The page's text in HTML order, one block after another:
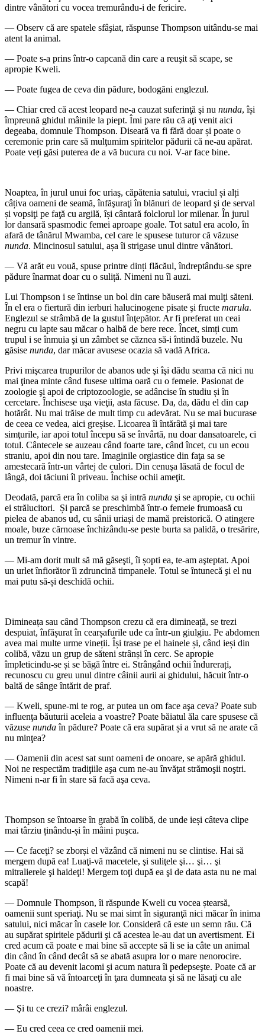
dintre vânători cu vocea tremurându-i de fericire.
— Observ că are spatele sfâşiat, răspunse Thompson uitându-se mai
atent la animal.
— Poate s-a prins într-o capcană din care a reuşit să scape, se
apropie Kweli.
— Poate fugea de ceva din pădure, bodogăni englezul.
— Chiar cred că acest leopard ne-a cauzat suferinţă şi nu nunda, își
împreună ghidul mâinile la piept. Îmi pare rău că aţi venit aici
degeaba, domnule Thompson. Diseară va fi fără doar și poate o
ceremonie prin care să mulţumim spiritelor pădurii că ne-au apărat.
Poate veți găsi puterea de a vă bucura cu noi. V-ar face bine.
Noaptea, în jurul unui foc uriaş, căpătenia satului, vraciul și alți
câțiva oameni de seamă, înfăşuraţi în blănuri de leopard şi de serval
și vopsiţi pe faţă cu argilă, își cântară folclorul lor milenar. În jurul
lor dansară spasmodic femei aproape goale. Tot satul era acolo, în
afară de tânărul Mwamba, cel care le spusese tuturor că văzuse
nunda. Mincinosul satului, așa îi strigase unul dintre vânători.
— Vă arăt eu vouă, spuse printre dinți flăcăul, îndreptându-se spre
pădure înarmat doar cu o suliță. Nimeni nu îl auzi.
Lui Thompson i se întinse un bol din care băuseră mai mulţi săteni.
În el era o fiertură din ierburi halucinogene pisate şi fructe marula.
Englezul se strâmbă de la gustul înţepător. Ar fi preferat un ceai
negru cu lapte sau măcar o halbă de bere rece. Încet, simți cum
trupul i se înmuia şi un zâmbet se căznea să-i întindă buzele. Nu
găsise nunda, dar măcar avusese ocazia să vadă Africa.
Privi mişcarea trupurilor de abanos ude şi îşi dădu seama că nici nu
mai ţinea minte când fusese ultima oară cu o femeie. Pasionat de
zoologie şi apoi de criptozoologie, se adâncise în studiu și în
cercetare. Închisese uşa vieţii, asta făcuse. Da, da, dădu el din cap
hotărât. Nu mai trăise de mult timp cu adevărat. Nu se mai bucurase
de ceea ce vedea, aici greșise. Licoarea îi întărâtă şi mai tare
simţurile, iar apoi totul începu să se învârtă, nu doar dansatoarele, ci
totul. Cântecele se auzeau când foarte tare, când încet, cu un ecou
straniu, apoi din nou tare. Imaginile orgiastice din faţa sa se
amestecară într-un vârtej de culori. Din cenuşa lăsată de focul de
lângă, doi tăciuni îl priveau. Închise ochii ameţit.
Deodată, parcă era în coliba sa şi intră nunda şi se apropie, cu ochii
ei strălucitori. Și parcă se preschimbă într-o femeie frumoasă cu
pielea de abanos ud, cu sânii uriași de mamă preistorică. O atingere
moale, buze cărnoase închizându-se peste burta sa palidă, o tresărire,
un tremur în vintre.
— Mi-am dorit mult să mă găseşti ,îi șopti ea, te-am aşteptat. Apoi
un urlet înfiorător îi zdruncină timpanele. Totul se întunecă şi el nu
mai putu să-și deschidă ochii.
Dimineața sau când Thompson crezu că era dimineață, se trezi
despuiat, înfășurat în cearșafurile ude ca într-un giulgiu. Pe abdomen
avea mai multe urme vineții. Își trase pe el hainele și, când ieși din
colibă, văzu un grup de săteni strânși în cerc. Se apropie
împleticindu-se și se băgă între ei. Strângând ochii îndurerați,
recunoscu cu greu unul dintre câinii aurii ai ghidului, hăcuit într-o
baltă de sânge întărit de praf.
— Kweli, spune-mi te rog, ar putea un om face aşa ceva? Poate sub
influenţa băuturii aceleia a voastre? Poate băiatul ăla care spusese că
văzuse nundaîn pădure? Poate că era supărat și a vrut să ne arate că
nu minţea?
— Oamenii din acest sat sunt oameni de onoare, se apără ghidul.
Noi ne respectăm tradiţiile aşa cum ne-au învăţat strămoşii noştri.
Nimeni n-ar fi în stare să facă aşa ceva.
Thompson se întoarse în grabă în colibă, de unde ieși câteva clipe
mai târziu ținându-și în mâini puşca.
— Ce faceţi? se zborși el văzând că nimeni nu se clintise. Hai să
mergem după ea! Luaţi-vă macetele, şi suliţele şi… şi… şi
mitralierele şi haideţi! Mergem toţi după ea şi de data asta nu ne mai
scapă!
— Domnule Thompson, îi răspunde Kweli cu vocea ștearsă,
oamenii sunt speriaţi. Nu se mai simt în siguranţă nici măcar în inima
satului, nici măcar în casele lor. Consideră că este un semn rău. Că
au supărat spiritele pădurii şi că acestea le-au dat un avertisment. Ei
cred acum că poate e mai bine să accepte să li se ia câte un animal
din când în când decât să se abată asupra lor o mare nenorocire.
Poate că au devenit lacomi şi acum natura îi pedepseşte. Poate că ar
fi mai bine să vă întoarceţi în ţara dumneata şi să ne lăsaţi cu ale
noastre.
— Şi tu ce crezi? mârâi englezul.
— Eu cred ceea ce cred oamenii mei.